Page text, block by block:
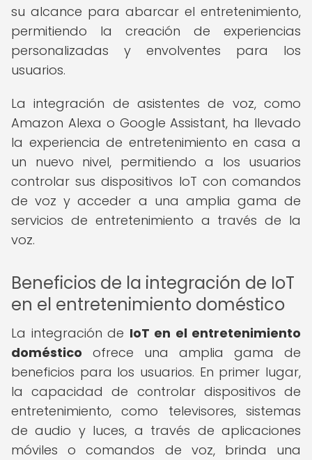
su alcance para abarcar el entretenimiento,
permitiendo la creación de experiencias
personalizadas y envolventes para los
usuarios.
La integración de asistentes de voz, como
Amazon Alexa o Google Assistant, ha llevado
la experiencia de entretenimiento en casa a
un nuevo nivel, permitiendo a los usuarios
controlar sus dispositivos IoT con comandos
de voz y acceder a una amplia gama de
servicios de entretenimiento a través de la
voz.
Beneficios de la integración de IoT
en el entretenimiento doméstico
La integración de IoT en el entretenimiento
doméstico ofrece una amplia gama de
beneficios para los usuarios. En primer lugar,
la capacidad de controlar dispositivos de
entretenimiento, como televisores, sistemas
de audio y luces, a través de aplicaciones
móviles o comandos de voz, brinda una